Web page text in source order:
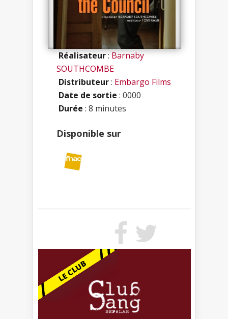
Réalisateur:Barnaby
SOUTHCOMBE
Distributeur: Embargo Films
Date de sortie : 0000
Durée : 8 minutes
Disponible sur